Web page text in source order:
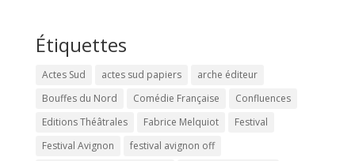
Étiquettes
Actes Sud actes sud papiers
arche éditeur
Bouffes du Nord
Comédie Française
Confluences
Editions Théâtrales
Fabrice Melquiot
Festival
Festival Avignon
festival avignon off